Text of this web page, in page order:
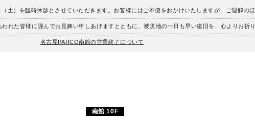
土）を臨時休診とさせていただきます。お客様にはご不便をおかけいたしますが、ご理解の
れた皆様に謹んでお見舞い申しあげますとともに、被災地の一日も早い復旧を、心よりお祈
名古屋PARCO南館の営業終了について
南館 10F